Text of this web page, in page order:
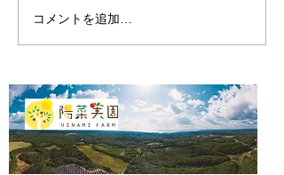
コメントを追加…